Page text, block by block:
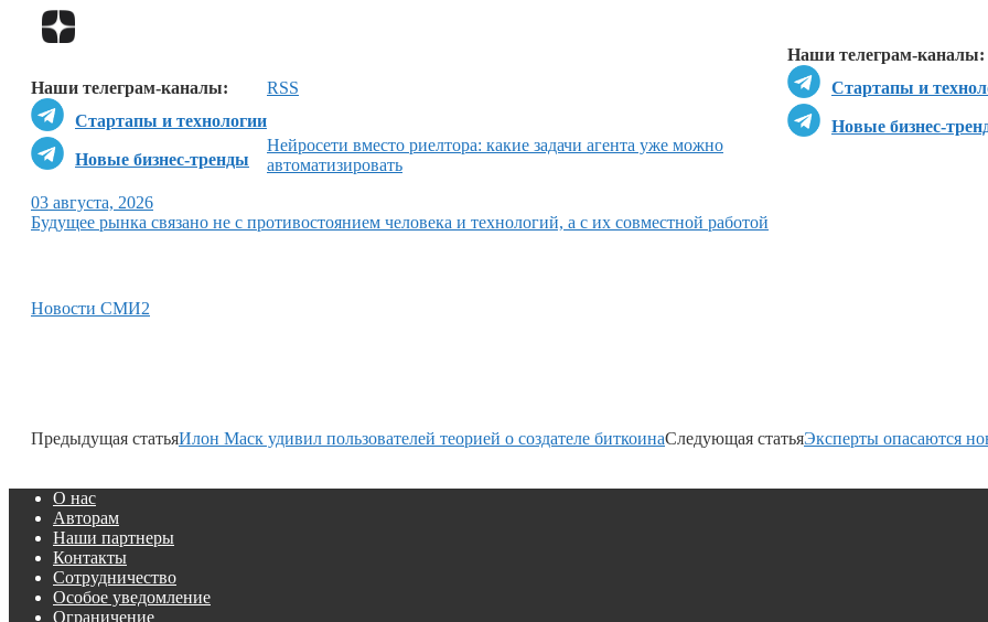
Наши телеграм-каналы:
Стартапы и
Новые бизнес-
Наши телеграм-каналы:
Стартапы и технологии
Новые бизнес-тренды
RSS
Нейросети вместо риелтора: какие задачи агента уже можно
автоматизировать
03 августа, 2026
Будущее рынка связано не с противостоянием человека и технологий, а с их совместной работой
Новости СМИ2
Предыдущая статьяИлон Маск удивил пользователей теорией о создателе биткоинаСледующая статьяЭксперты опасаются
О нас
Авторам
Наши партнеры
Контакты
Сотрудничество
Особое уведомление
Ограничение